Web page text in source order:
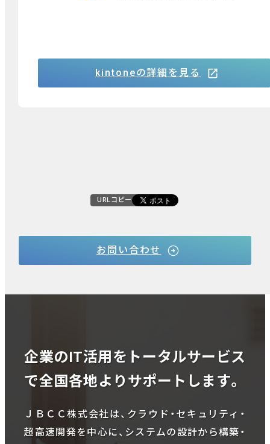
kintoneの詳細を見る
URLコピー
お問い合わせ
企業のIT活用をトータルサービス
で全国各地よりサポートします。
ＪＢＣＣ株式会社は、クラウド・セキュリティ・
超高速開発を中心に、システムの設計から構築・